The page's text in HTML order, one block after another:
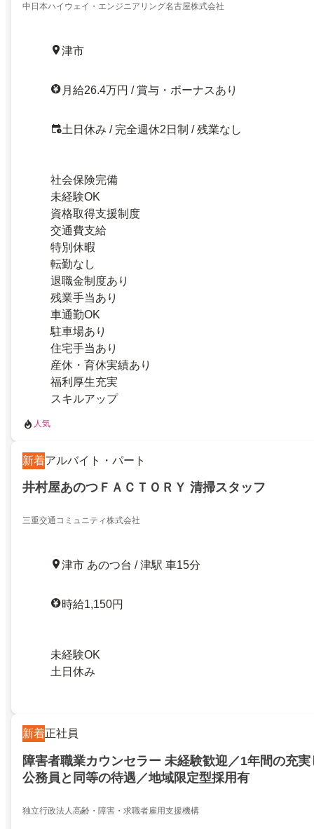
中日本ハイウェイ・エンジニアリング名古屋株式会社
津市
月給26.4万円 / 賞与・ボーナスあり
土日休み / 完全週休2日制 / 残業なし
社会保険完備
未経験OK
資格取得支援制度
交通費支給
特別休暇
転勤なし
退職金制度あり
残業手当あり
車通勤OK
駐車場あり
住宅手当あり
産休・育休実績あり
福利厚生充実
スキルアップ
人気
新着アルバイト・パート
井村屋あのつＦＡＣＴＯＲＹ 清掃スタッフ
三重交通コミュニティ株式会社
津市 あのつ台 / 津駅 車15分
時給1,150円
未経験OK
土日休み
新着正社員
障害者職業カウンセラー 未経験歓迎／1年間の充
公務員と同等の待遇／地域限定型採用有
独立行政法人高齢・障害・求職者雇用支援機構